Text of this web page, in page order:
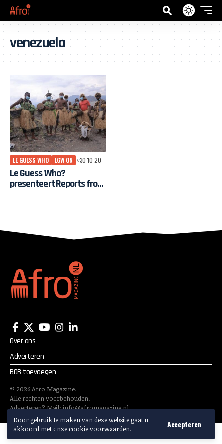
Door gebruik te maken van deze website gaat u
akkoord met onze cookie voorwaarden.
Accepteren
venezuela
LE GUESS WHO LGW ON 30-10-20
Le Guess Who?
presenteert Reports from
Over ons
Adverteren
BOB toevoegen
© 2026Afro Magazine.
Alle rechten voorbehouden.
Adverteren? Mail:info@afromagazine.nl